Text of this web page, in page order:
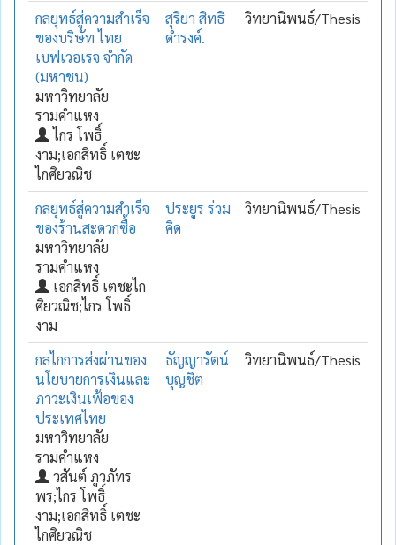
กลยุทธ์สู่ความสำเร็จ
ของบริษัท ไทย
เบฟเวอเรจ จำกัด
(มหาชน)
มหาวิทยาลัย
รามคำแหง
ไกร โพธิ์
งาม;เอกสิทธิ์ เตชะ
ไกศิยวณิช
สุริยา สิทธิ
ดำรงค์.
วิทยานิพนธ์/Thesis
กลยุทธ์สู่ความสำเร็จ
ของร้านสะดวกซื้อ
มหาวิทยาลัย
รามคำแหง
เอกสิทธิ์ เตชะไก
ศิยวณิช;ไกร โพธิ์
งาม
ประยูร ร่วม
คิด
วิทยานิพนธ์/Thesis
กลไกการส่งผ่านของ
นโยบายการเงินและ
ภาวะเงินเฟ้อของ
ประเทศไทย
มหาวิทยาลัย
รามคำแหง
วสันต์ ภูวภัทร
พร;ไกร โพธิ์
งาม;เอกสิทธิ์ เตชะ
ไกศิยวณิช
ธัญญารัตน์
บุญชิต
วิทยานิพนธ์/Thesis